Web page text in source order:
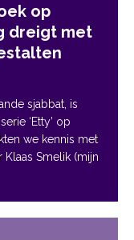
op
dreigt met
sjabbat, is
‘Etty’ op
we kennis met
Smelik (mijn